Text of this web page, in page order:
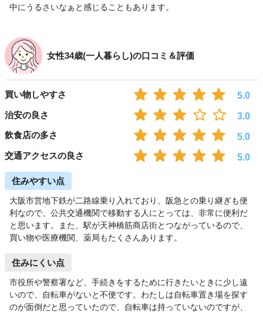
中にうるさいなぁと感じることもあります。
女性34歳(一人暮らし)の口コミ＆評価
買い物しやすさ
5.0
治安の良さ
3.0
飲食店の多さ
5.0
交通アクセスの良さ
5.0
住みやすい点
大阪市営地下鉄が二路線乗り入れており、阪急との乗り継ぎも便
利なので、公共交通機関で移動する人にとっては、非常に便利だ
と思います。また、駅が天神橋筋商店街とつながっているので、
買い物や医療機関、薬局もたくさんあります。
住みにくい点
市役所や警察署など、手続きをするために行きたいときに少し遠
いので、自転車がないと不便です。わたしは自転車置き場を探す
のが面倒だと思っていたので、自転車は持っていないのですが、